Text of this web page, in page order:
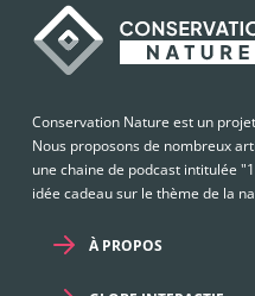
Conservation Nature est un
Nous proposons de nombreux
une chaine de podcast intitulée
idée cadeau sur le thème de la
À PROPOS